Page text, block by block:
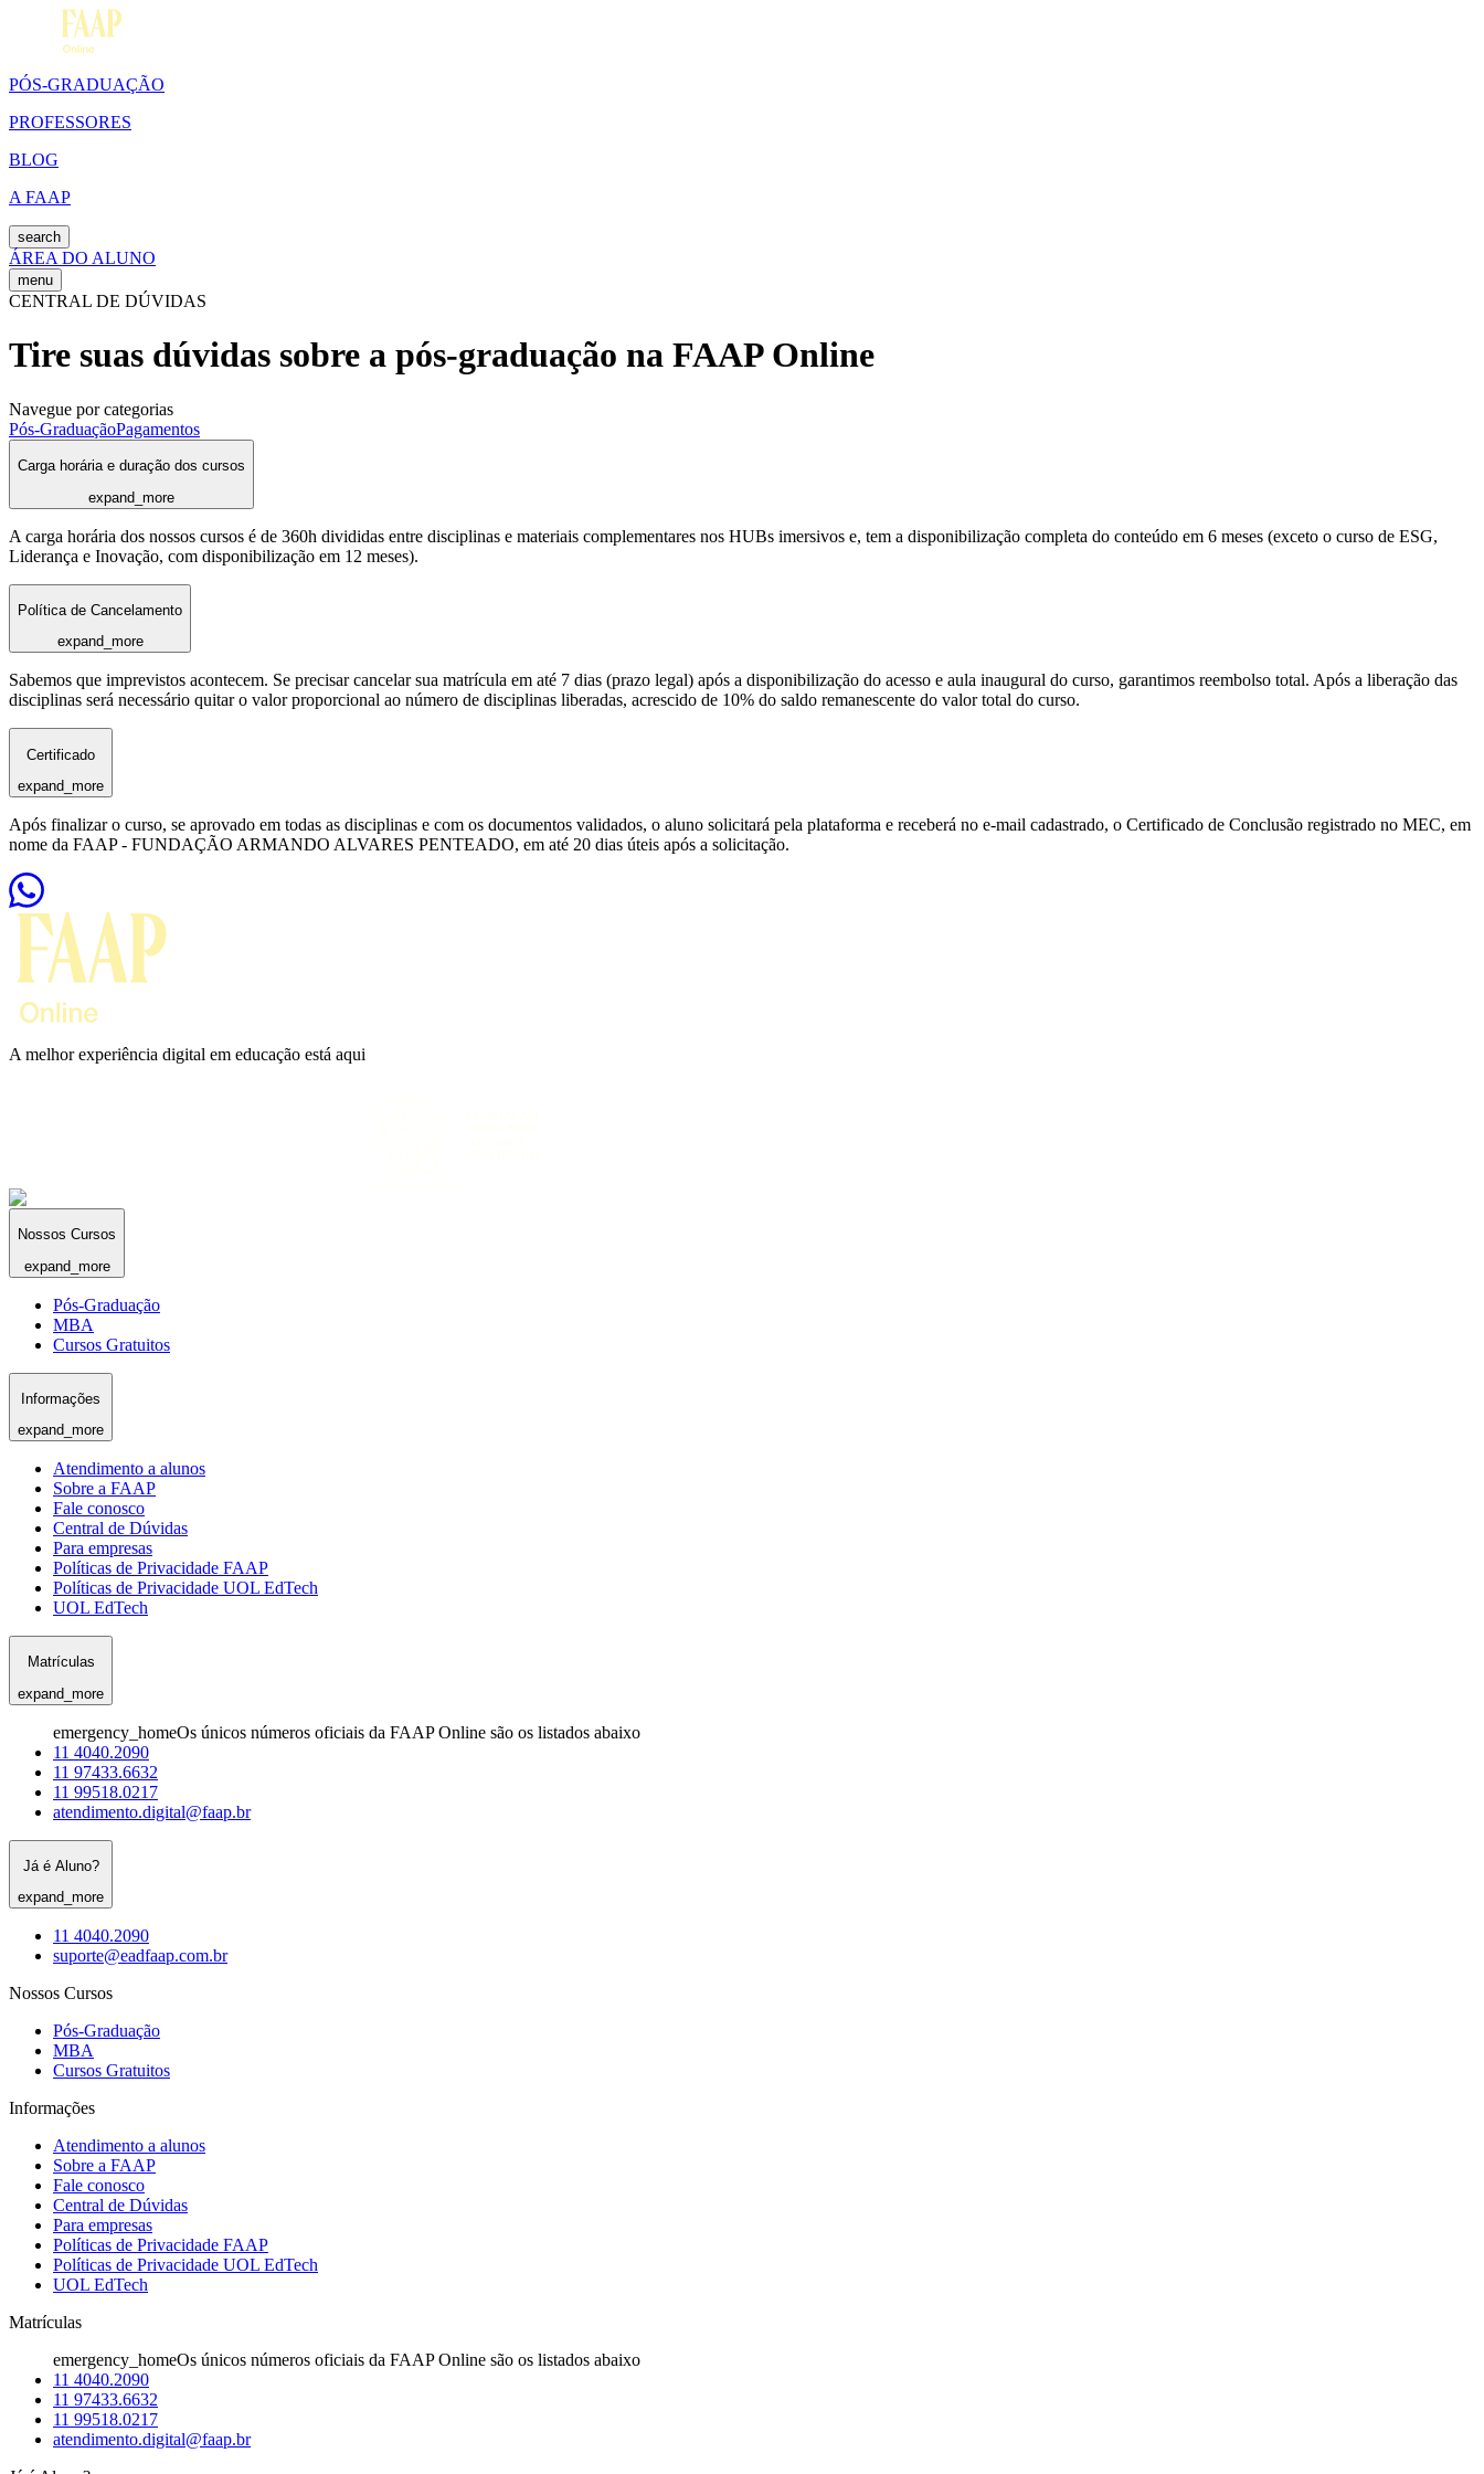
PÓS-GRADUAÇÃO
PROFESSORES
BLOG
A FAAP
search
ÁREA DO ALUNO
menu
CENTRAL DE DÚVIDAS
Tire suas dúvidas sobre a pós-graduação na FAAP Online
Navegue por categorias
Pós-GraduaçãoPagamentos
Carga horária e duração dos cursos
expand_more
A carga horária dos nossos cursos é de 360h divididas entre disciplinas e materiais complementares nos HUBs imersivos e, tem a disponibilização completa do conteúdo em 6 meses (exceto o curso de ESG,
Liderança e Inovação, com disponibilização em 12 meses).
Política de Cancelamento
expand_more
Sabemos que imprevistos acontecem. Se precisar cancelar sua matrícula em até 7 dias (prazo legal) após a disponibilização do acesso e aula inaugural do curso, garantimos reembolso total. Após a liberação das
disciplinas será necessário quitar o valor proporcional ao número de disciplinas liberadas, acrescido de 10% do saldo remanescente do valor total do curso.
Certificado
expand_more
Após finalizar o curso, se aprovado em todas as disciplinas e com os documentos validados, o aluno solicitará pela plataforma e receberá no e-mail cadastrado, o Certificado de Conclusão registrado no MEC, em
nome da FAAP - FUNDAÇÃO ARMANDO ALVARES PENTEADO, em até 20 dias úteis após a solicitação.
A melhor experiência digital em educação está aqui
Nossos Cursos
expand_more
Pós-Graduação
MBA
Cursos Gratuitos
Informações
expand_more
Atendimento a alunos
Sobre a FAAP
Fale conosco
Central de Dúvidas
Para empresas
Políticas de Privacidade FAAP
Políticas de Privacidade UOL EdTech
UOL EdTech
Matrículas
expand_more
emergency_homeOs únicos números oficiais da FAAP Online são os listados abaixo
11 4040.2090
11 97433.6632
11 99518.0217
atendimento.digital@faap.br
Já é Aluno?
expand_more
11 4040.2090
suporte@eadfaap.com.br
Nossos Cursos
Pós-Graduação
MBA
Cursos Gratuitos
Informações
Atendimento a alunos
Sobre a FAAP
Fale conosco
Central de Dúvidas
Para empresas
Políticas de Privacidade FAAP
Políticas de Privacidade UOL EdTech
UOL EdTech
Matrículas
emergency_homeOs únicos números oficiais da FAAP Online são os listados abaixo
11 4040.2090
11 97433.6632
11 99518.0217
atendimento.digital@faap.br